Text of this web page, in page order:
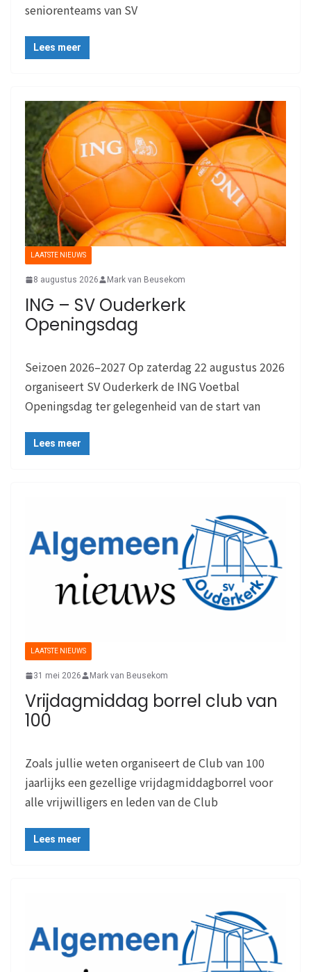
seniorenteams van SV
Lees meer
LAATSTE NIEUWS
8 augustus 2026 Mark van Beusekom
ING – SV Ouderkerk
Openingsdag
Seizoen 2026–2027 Op zaterdag 22 augustus 2026
organiseert SV Ouderkerk de ING Voetbal
Openingsdag ter gelegenheid van de start van
Lees meer
LAATSTE NIEUWS
31 mei 2026 Mark van Beusekom
Vrijdagmiddag borrel club van
100
Zoals jullie weten organiseert de Club van 100
jaarlijks een gezellige vrijdagmiddagborrel voor
alle vrijwilligers en leden van de Club
Lees meer